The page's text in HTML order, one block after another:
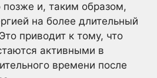
позже и, таким образом,
на более длительный
приводит к тому, что
активными в
времени после